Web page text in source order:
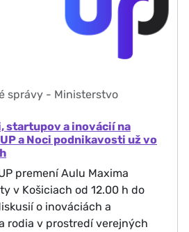
správy - Ministerstvo
startupov a inovácií na
a Noci podnikavosti už vo
premení Aulu Maxima
v Košiciach od 12.00 h do
o inováciách a
rodia v prostredí verejných